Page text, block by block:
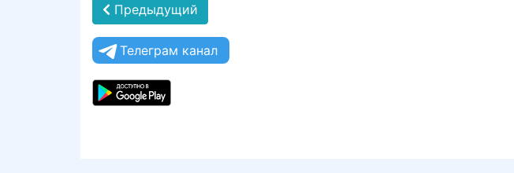
Предыдущий
Телеграм канал